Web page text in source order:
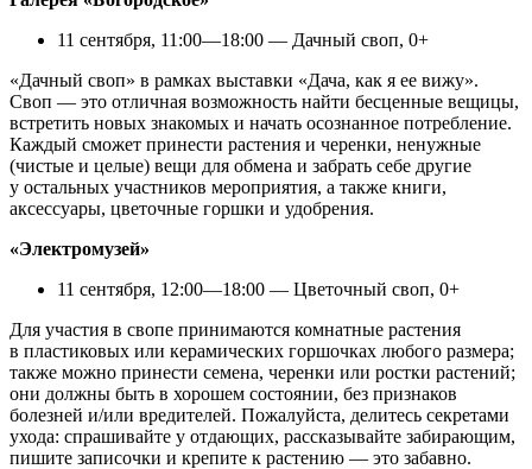
11 сентября, 11:00—18:00 — Дачный своп, 0+
«Дачный своп» в рамках выставки «Дача, как я ее вижу».
Своп — это отличная возможность найти бесценные вещицы,
встретить новых знакомых и начать осознанное потребление.
Каждый сможет принести растения и черенки, ненужные
(чистые и целые) вещи для обмена и забрать себе другие
у остальных участников мероприятия, а также книги,
аксессуары, цветочные горшки и удобрения.
«Электромузей»
11 сентября, 12:00—18:00 — Цветочный своп, 0+
Для участия в свопе принимаются комнатные растения
в пластиковых или керамических горшочках любого размера;
также можно принести семена, черенки или ростки растений;
они должны быть в хорошем состоянии, без признаков
болезней и/или вредителей. Пожалуйста, делитесь секретами
ухода: спрашивайте у отдающих, рассказывайте забирающим,
пишите записочки и крепите к растению — это забавно.